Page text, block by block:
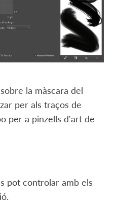
la màscara del
per als traços de
per a pinzells d'art de
pot controlar amb els